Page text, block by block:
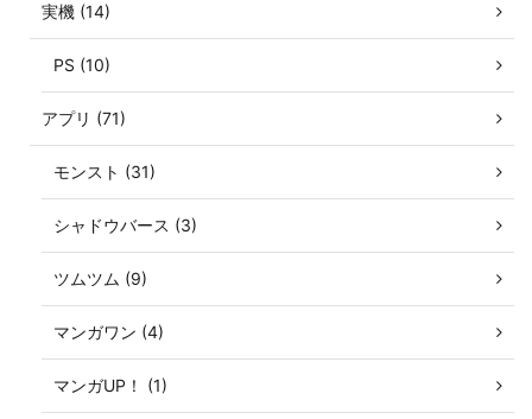
実機 (14)
PS (10)
アプリ (71)
モンスト (31)
シャドウバース (3)
ツムツム (9)
マンガワン (4)
マンガUP！ (1)